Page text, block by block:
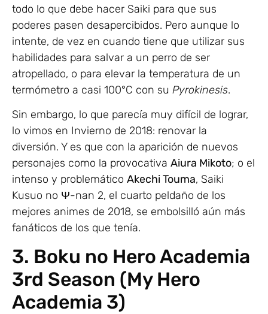
todo lo que debe hacer Saiki para que sus
poderes pasen desapercibidos. Pero aunque lo
intente, de vez en cuando tiene que utilizar sus
habilidades para salvar a un perro de ser
atropellado, o para elevar la temperatura de un
termómetro a casi 100°C con su Pyrokinesis.
Sin embargo, lo que parecía muy difícil de lograr,
lo vimos en Invierno de 2018: renovar la
diversión. Y es que con la aparición de nuevos
personajes como la provocativa Aiura Mikoto; o el
intenso y problemático Akechi Touma, Saiki
Kusuo no Ψ-nan 2, el cuarto peldaño de los
mejores animes de 2018, se embolsilló aún más
fanáticos de los que tenía.
3. Boku no Hero Academia
3rd Season (My Hero
Academia 3)